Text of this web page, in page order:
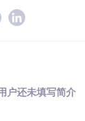
户还未填写简介